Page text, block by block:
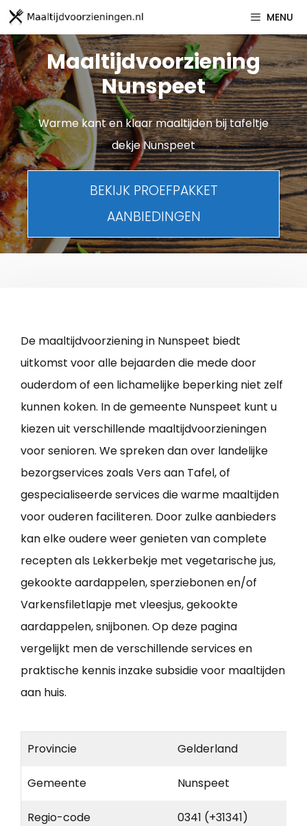
Spring
naar
inhoud
MENU
Maaltijdvoorziening
Nunspeet
Warme kant en klaar maaltijden bij tafeltje
dekje Nunspeet
BEKIJK PROEFPAKKET
AANBIEDINGEN
De maaltijdvoorziening in Nunspeet biedt
uitkomst voor alle bejaarden die mede door
ouderdom of een lichamelijke beperking niet zelf
kunnen koken. In de gemeente Nunspeet kunt u
kiezen uit verschillende maaltijdvoorzieningen
voor senioren. We spreken dan over landelijke
bezorgservices zoals Vers aan Tafel, of
gespecialiseerde services die warme maaltijden
voor ouderen faciliteren. Door zulke aanbieders
kan elke oudere weer genieten van complete
recepten als Lekkerbekje met vegetarische jus,
gekookte aardappelen, sperziebonen en/of
Varkensfiletlapje met vleesjus, gekookte
aardappelen, snijbonen. Op deze pagina
vergelijkt men de verschillende services en
praktische kennis inzake subsidie voor maaltijden
aan huis.
Provincie Gelderland
Gemeente Nunspeet
Regio-code 0341 (+31341)